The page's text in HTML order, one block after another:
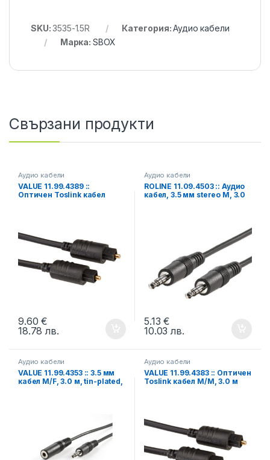
SKU:3535-1.5R Категория:Аудио кабели
Марка: SBOX
Свързани продукти
Аудио кабели
VALUE 11.99.4389 ::
Оптичен Toslink кабел
9.60€
18.78лв.
Аудио кабели
ROLINE 11.09.4503 :: Аудио
кабел, 3.5 мм stereo M, 3.0
5.13€
10.03лв.
Аудио кабели
VALUE 11.99.4353 :: 3.5 мм
кабел M/F, 3.0 м, tin-plated,
Аудио кабели
VALUE 11.99.4383 :: Оптичен
Toslink кабел M/M, 3.0 м